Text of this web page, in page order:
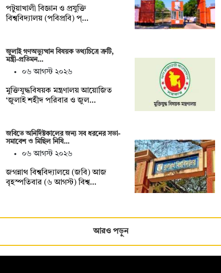
পটুয়াখালী বিজ্ঞান ও প্রযুক্তি
বিশ্ববিদ্যালয় (পবিপ্রবি) প্…
জুলাই গণঅভ্যুত্থান বিষয়ক তথ্যচিত্রে ত্রুটি,
মন্ত্রী-প্রতিমন…
০৬ আগস্ট ২০২৬
মুক্তিযুদ্ধবিষয়ক মন্ত্রণালয় আয়োজিত
‘জুলাই শহীদ পরিবার ও জুল…
জবিতে অনির্দিষ্টকালের জন্য সব ধরনের সভা-
সমাবেশ ও মিছিল নিষি…
০৬ আগস্ট ২০২৬
জগন্নাথ বিশ্ববিদ্যালয়ে (জবি) আজ
বৃহস্পতিবার (৬ আগস্ট) বিশ্ব…
আরও পড়ুন